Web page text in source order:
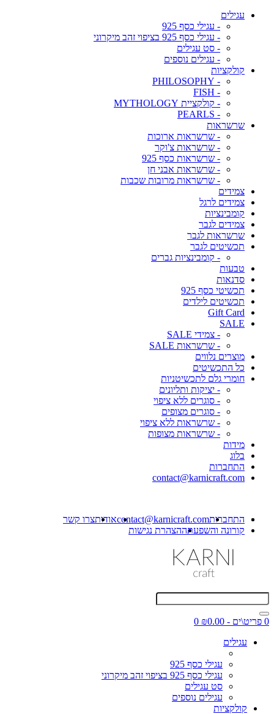
עגילים
- עגילי כסף 925
- עגילי כסף 925 בציפוי זהב מיקרוני
- סט עגילים
- עגילים נוספים
קולקציות
- PHILOSOPHY
- FISH
- קולקציית MYTHOLOGY
- PEARLS
שרשראות
- שרשראות ארוכות
- שרשראות צ'וקר
- שרשראות כסף 925
- שרשראות אבני חן
- שרשראות מרובות שכבות
צמידים
צמידים לרגל
קומבינציות
צמידים לגבר
שרשראות לגבר
תכשיטים לגבר
- קומבינציות גברים
טבעות
סדנאות
תכשיטי כסף 925
תכשיטים לילדים
Gift Card
SALE
- צמידי SALE
- שרשראות SALE
מוצרים נלווים
כל התכשיטים
חומרי גלם לתכשיטניות
- יציקות ותליונים
- סוגרים ללא ציפוי
- סוגרים מצופים
- שרשראות ללא ציפוי
- שרשראות מצופות
מידות
בלוג
התחברות
contact@karnicraft.com
התחברותcontact@karnicraft.comאודותצרו קשר
קורונה והשפעתההצהרת נגישות
0 פריט\ים - ₪0.00
0
עגילים
עגילי כסף 925
עגילי כסף 925 בציפוי זהב מיקרוני
סט עגילים
עגילים נוספים
קולקציות